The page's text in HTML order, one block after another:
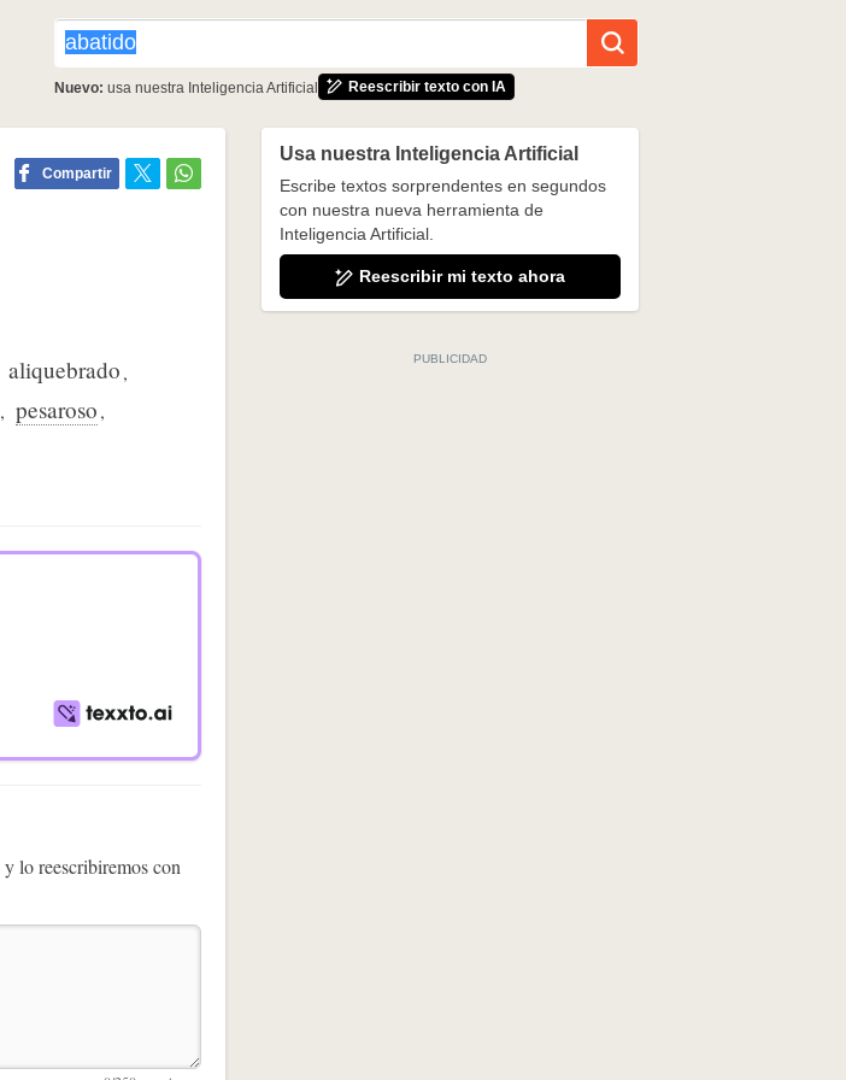
Nuevo: usa nuestra Inteligencia Artificial Reescribir texto con IA
Compartir
aliquebrado,
, pesaroso,
y lo reescribiremos con
Usa nuestra Inteligencia Artificial
Escribe textos sorprendentes en segundos
con nuestra nueva herramienta de
Inteligencia Artificial.
Reescribir mi texto ahora